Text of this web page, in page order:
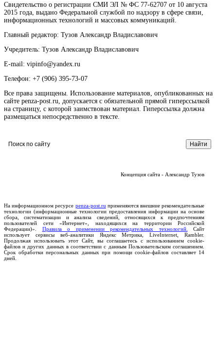
Свидетельство о регистрации СМИ ЭЛ № ФС 77-62707 от 10 августа
2015 года, выдано Федеральной службой по надзору в сфере связи,
информационных технологий и массовых коммуникаций.
Главный редактор: Тузов Александр Владиславович
Учредитель: Тузов Александр Владиславович
E-mail: vipinfo@yandex.ru
Телефон: +7 (906) 395-73-07
Все права защищены. Использование материалов, опубликованных на
сайте penza-post.ru, допускается с обязательной прямой гиперссылкой
на страницу, с которой заимствован материал. Гиперссылка должна
размещаться непосредственно в тексте.
Концепция сайта - Александр Тузов
На информационном ресурсе penza-post.ru применяются внешние рекомендательные
технологии (информационные технологии предоставления информации на основе
сбора, систематизации и анализа сведений, относящихся к предпочтениям
пользователей сети «Интернет», находящихся на территории Российской
Федерации)». Правила о применении рекомендательных технологий.
Сайт
использует сервисы веб-аналитики Яндекс Метрика, LiveInternet, Rambler.
Продолжая использовать этот Сайт, вы соглашаетесь с использованием cookie-
файлов и других данных в соответствии с данным Пользовательским соглашением.
Срок обработки персональных данных при помощи cookie-файлов составляет 14
дней.